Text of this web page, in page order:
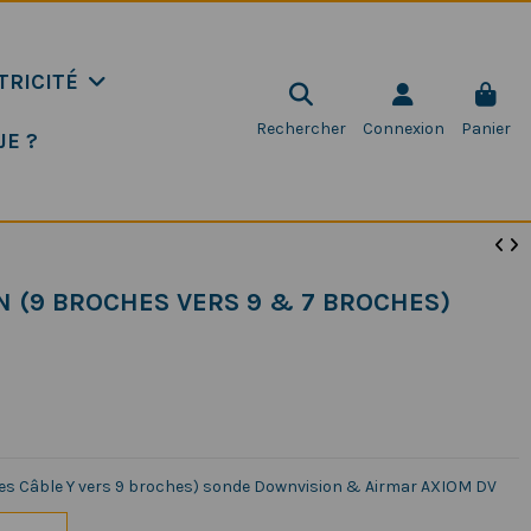
? Rechercher Connexion Panier
(9 BROCHES VERS 9 & 7 BROCHES)
Câble Y vers 9 broches) sonde Downvision & Airmar AXIOM DV